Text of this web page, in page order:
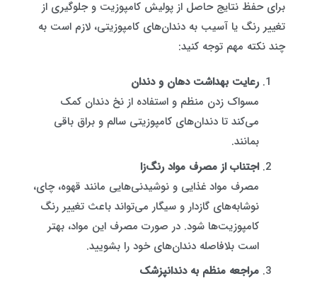
برای حفظ نتایج حاصل از پولیش کامپوزیت و جلوگیری از
تغییر رنگ یا آسیب به دندان‌های کامپوزیتی، لازم است به
چند نکته مهم توجه کنید:
رعایت بهداشت دهان و دندان
مسواک زدن منظم و استفاده از نخ دندان کمک
می‌کند تا دندان‌های کامپوزیتی سالم و براق باقی
بمانند.
اجتناب از مصرف مواد رنگ‌زا
مصرف مواد غذایی و نوشیدنی‌هایی مانند قهوه، چای،
نوشابه‌های گازدار و سیگار می‌تواند باعث تغییر رنگ
کامپوزیت‌ها شود. در صورت مصرف این مواد، بهتر
است بلافاصله دندان‌های خود را بشویید.
مراجعه منظم به دندانپزشک